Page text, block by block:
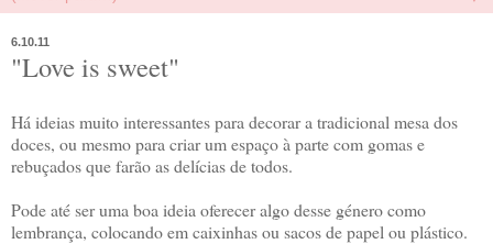
6.10.11
"Love is sweet"
Há ideias muito interessantes para decorar a tradicional mesa dos
doces, ou mesmo para criar um espaço à parte com gomas e
rebuçados que farão as delícias de todos.
Pode até ser uma boa ideia oferecer algo desse género como
lembrança, colocando em caixinhas ou sacos de papel ou plástico.